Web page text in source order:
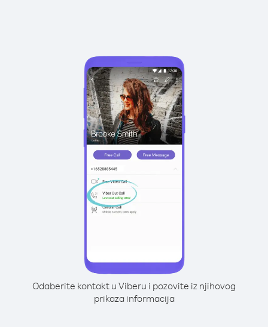
Odaberite kontakt u Viberu i pozovite iz njihovog
prikaza informacija